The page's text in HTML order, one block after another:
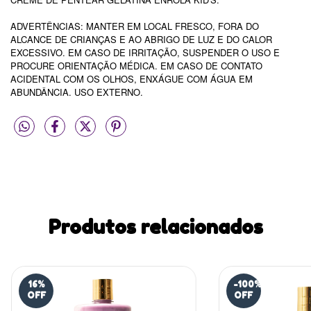
ADVERTÊNCIAS: MANTER EM LOCAL FRESCO, FORA DO
ALCANCE DE CRIANÇAS E AO ABRIGO DE LUZ E DO CALOR
EXCESSIVO. EM CASO DE IRRITAÇÃO, SUSPENDER O USO E
PROCURE ORIENTAÇÃO MÉDICA. EM CASO DE CONTATO
ACIDENTAL COM OS OLHOS, ENXÁGUE COM ÁGUA EM
ABUNDÂNCIA. USO EXTERNO.
Produtos relacionados
16%
OFF
-100%
OFF